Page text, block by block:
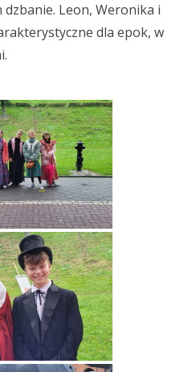
Leon, Weronika i
dla epok, w